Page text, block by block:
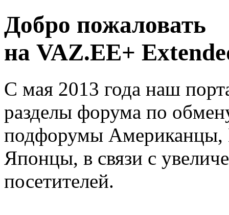
Добро пожаловать
на VAZ.EE+
С мая 2013 года наш
разделы форума по
подфорумы
Японцы, в связи с
посетителей.